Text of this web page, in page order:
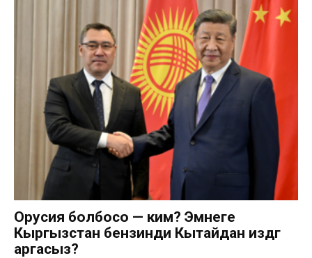
Орусия болбосо — ким? Эмнеге
Кыргызстан бензинди Кытайдан издөөгө
аргасыз?